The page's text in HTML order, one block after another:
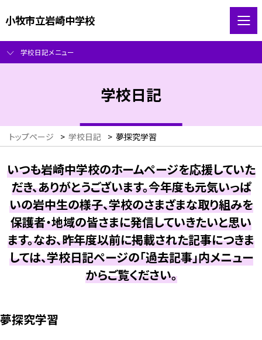
小牧市立岩崎中学校
学校日記メニュー
学校日記
トップページ > 学校日記 > 夢探究学習
いつも岩崎中学校のホームページを応援していた
だき、ありがとうございます。今年度も元気いっぱ
いの岩中生の様子、学校のさまざまな取り組みを
保護者・地域の皆さまに発信していきたいと思い
ます。なお、昨年度以前に掲載された記事につきま
しては、学校日記ページの「過去記事」内メニュー
からご覧ください。
夢探究学習